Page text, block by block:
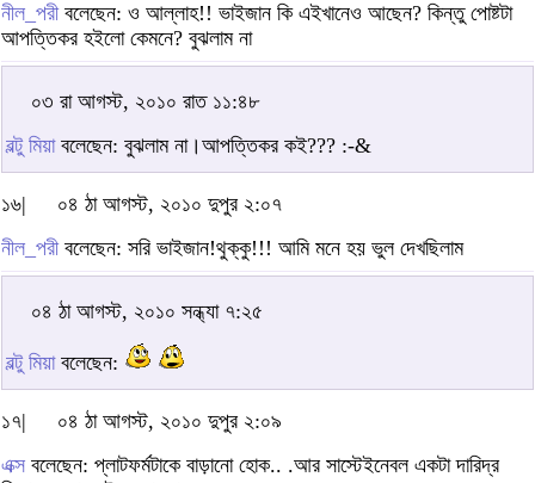
নীল_পরীবলেছেন: ও আল্লাহ!! ভাইজান কি এইখানেও আছেন? কিন্তু পোষ্টটা
আপত্তিকর হইলো কেমনে? বুঝলাম না
০৩ রা আগস্ট, ২০১০ রাত ১১:৪৮
বল্টু মিয়াবলেছেন: বুঝলাম না।আপত্তিকর কই??? :-&
১৬|
০৪ ঠা আগস্ট, ২০১০ দুপুর ২:০৭
নীল_পরীবলেছেন: সরি ভাইজান!থুক্কু!!! আমি মনে হয় ভুল দেখছিলাম
০৪ ঠা আগস্ট, ২০১০ সন্ধ্যা ৭:২৫
বল্টু মিয়াবলেছেন:
১৭|
০৪ ঠা আগস্ট, ২০১০ দুপুর ২:০৯
এক্স বলেছেন: প্লাটফর্মটাকে বাড়ানো হোক.. .আর সাস্টেইনেবল একটা দারিদ্র